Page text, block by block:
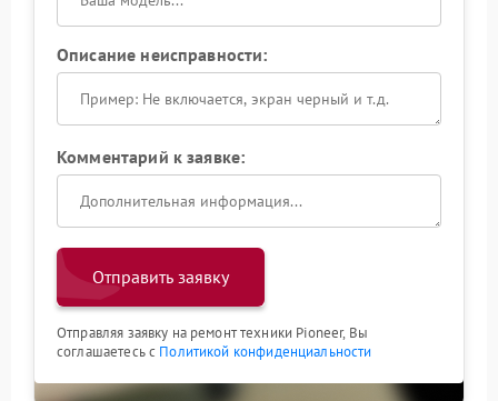
Описание неисправности:
Комментарий к заявке:
Отправить заявку
Отправляя заявку на ремонт техники Pioneer, Вы
соглашаетесь с Политикой конфиденциальности